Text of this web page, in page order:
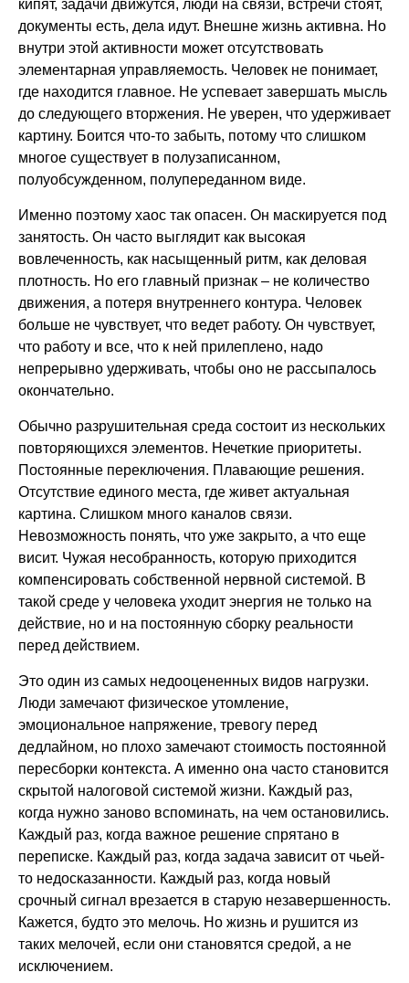
кипят, задачи движутся, люди на связи, встречи стоят,
документы есть, дела идут. Внешне жизнь активна. Но
внутри этой активности может отсутствовать
элементарная управляемость. Человек не понимает,
где находится главное. Не успевает завершать мысль
до следующего вторжения. Не уверен, что удерживает
картину. Боится что-то забыть, потому что слишком
многое существует в полузаписанном,
полуобсужденном, полупереданном виде.
Именно поэтому хаос так опасен. Он маскируется под
занятость. Он часто выглядит как высокая
вовлеченность, как насыщенный ритм, как деловая
плотность. Но его главный признак – не количество
движения, а потеря внутреннего контура. Человек
больше не чувствует, что ведет работу. Он чувствует,
что работу и все, что к ней прилеплено, надо
непрерывно удерживать, чтобы оно не рассыпалось
окончательно.
Обычно разрушительная среда состоит из нескольких
повторяющихся элементов. Нечеткие приоритеты.
Постоянные переключения. Плавающие решения.
Отсутствие единого места, где живет актуальная
картина. Слишком много каналов связи.
Невозможность понять, что уже закрыто, а что еще
висит. Чужая несобранность, которую приходится
компенсировать собственной нервной системой. В
такой среде у человека уходит энергия не только на
действие, но и на постоянную сборку реальности
перед действием.
Это один из самых недооцененных видов нагрузки.
Люди замечают физическое утомление,
эмоциональное напряжение, тревогу перед
дедлайном, но плохо замечают стоимость постоянной
пересборки контекста. А именно она часто становится
скрытой налоговой системой жизни. Каждый раз,
когда нужно заново вспоминать, на чем остановились.
Каждый раз, когда важное решение спрятано в
переписке. Каждый раз, когда задача зависит от чьей-
то недосказанности. Каждый раз, когда новый
срочный сигнал врезается в старую незавершенность.
Кажется, будто это мелочь. Но жизнь и рушится из
таких мелочей, если они становятся средой, а не
исключением.